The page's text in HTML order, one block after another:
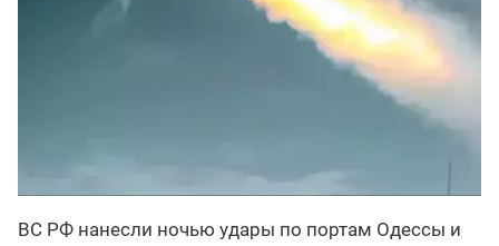
ВС РФ нанесли ночью удары по портам Одессы и